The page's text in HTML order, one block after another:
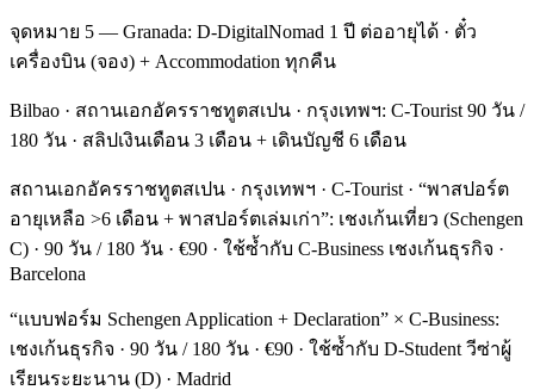
จุดหมาย 5 — Granada: D-DigitalNomad 1 ปี ต่ออายุได้ · ตั๋ว
เครื่องบิน (จอง) + Accommodation ทุกคืน
Bilbao · สถานเอกอัครราชทูตสเปน · กรุงเทพฯ: C-Tourist 90 วัน /
180 วัน · สลิปเงินเดือน 3 เดือน + เดินบัญชี 6 เดือน
สถานเอกอัครราชทูตสเปน · กรุงเทพฯ · C-Tourist · “พาสปอร์ต
อายุเหลือ >6 เดือน + พาสปอร์ตเล่มเก่า”: เชงเก้นเที่ยว (Schengen
C) · 90 วัน / 180 วัน · €90 · ใช้ซ้ำกับ C-Business เชงเก้นธุรกิจ ·
Barcelona
“แบบฟอร์ม Schengen Application + Declaration” × C-Business:
เชงเก้นธุรกิจ · 90 วัน / 180 วัน · €90 · ใช้ซ้ำกับ D-Student วีซ่าผู้
เรียนระยะนาน (D) · Madrid